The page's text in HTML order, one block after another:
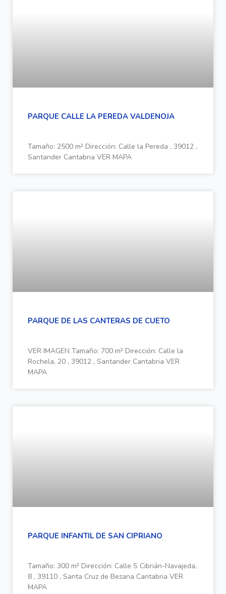
PARQUE CALLE LA PEREDA VALDENOJA
Tamaño: 2500 m² Dirección: Calle la Pereda , 39012 ,
Santander Cantabria VER MAPA
PARQUE DE LAS CANTERAS DE CUETO
VER IMAGEN Tamaño: 700 m² Dirección: Calle la
Rochela, 20 , 39012 , Santander Cantabria VER
MAPA
PARQUE INFANTIL DE SAN CIPRIANO
Tamaño: 300 m² Dirección: Calle S Cibrián-Navajeda,
8 , 39110 , Santa Cruz de Bezana Cantabria VER
MAPA